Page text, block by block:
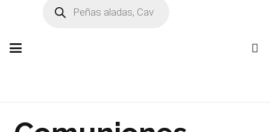
productos